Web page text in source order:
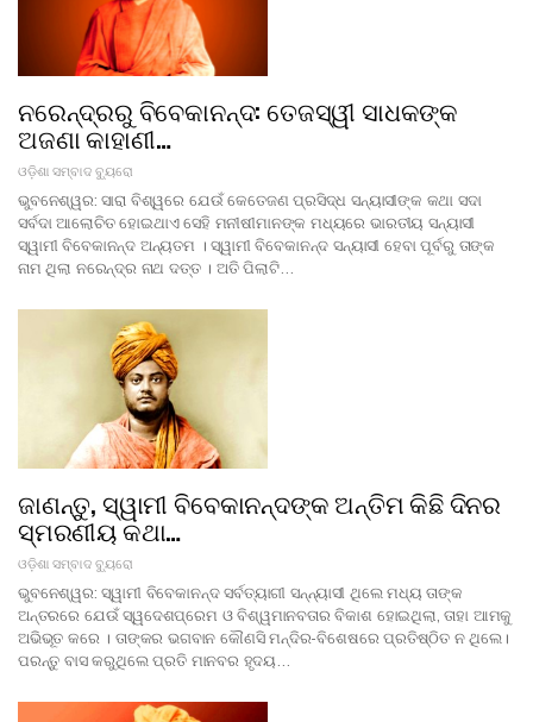
ନରେନ୍ଦ୍ରରୁ ବିବେକାନନ୍ଦ: ତେଜସ୍ୱୀ ସାଧକଙ୍କ
ଅଜଣା କାହାଣୀ…
ଓଡ଼ିଶା ସମ୍ବାଦ ବ୍ୟୁରୋ
ଭୁବନେଶ୍ୱର: ସାରା ବିଶ୍ୱରେ ଯେଉଁ କେତେଜଣ ପ୍ରସିଦ୍ଧ ସନ୍ୟାସୀଙ୍କ କଥା ସଦା
ସର୍ବଦା ଆଲୋଚିତ ହୋଇଥାଏ ସେହି ମନୀଷୀମାନଙ୍କ ମଧ୍ୟରେ ଭାରତୀୟ ସନ୍ୟାସୀ
ସ୍ୱାମୀ ବିବେକାନନ୍ଦ ଅନ୍ୟତମ । ସ୍ୱାମୀ ବିବେକାନନ୍ଦ ସନ୍ୟାସୀ ହେବା ପୂର୍ବରୁ ତାଙ୍କ
ନାମ ଥିଲା ନରେନ୍ଦ୍ର ନାଥ ଦତ୍ତ । ଅତି ପିଲାଟି…
ଜାଣନ୍ତୁ, ସ୍ୱାମୀ ବିବେକାନନ୍ଦଙ୍କ ଅନ୍ତିମ କିଛି ଦିନର
ସ୍ମରଣୀୟ କଥା…
ଓଡ଼ିଶା ସମ୍ବାଦ ବ୍ୟୁରୋ
ଭୁବନେଶ୍ୱର: ସ୍ୱାମୀ ବିବେକାନନ୍ଦ ସର୍ବତ୍ୟାଗୀ ସନ୍ନ୍ୟାସୀ ଥିଲେ ମଧ୍ୟ ତାଙ୍କ
ଅନ୍ତରରେ ଯେଉଁ ସ୍ୱଦେଶପ୍ରେମ ଓ ବିଶ୍ୱମାନବତାର ବିକାଶ ହୋଇଥିଲା, ତାହା ଆମକୁ
ଅଭିଭୂତ କରେ । ତାଙ୍କର ଭଗବାନ କୌଣସି ମନ୍ଦିର-ବିଶେଷରେ ପ୍ରତିଷ୍ଠିତ ନ ଥିଲେ।
ପରନ୍ତୁ ବାସ କରୁଥିଲେ ପ୍ରତି ମାନବର ହୃଦୟ…